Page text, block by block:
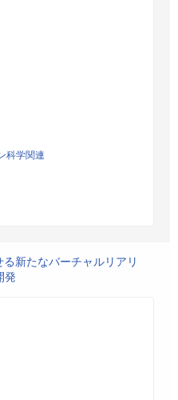
科学関連
新たなバーチャルリアリ
発